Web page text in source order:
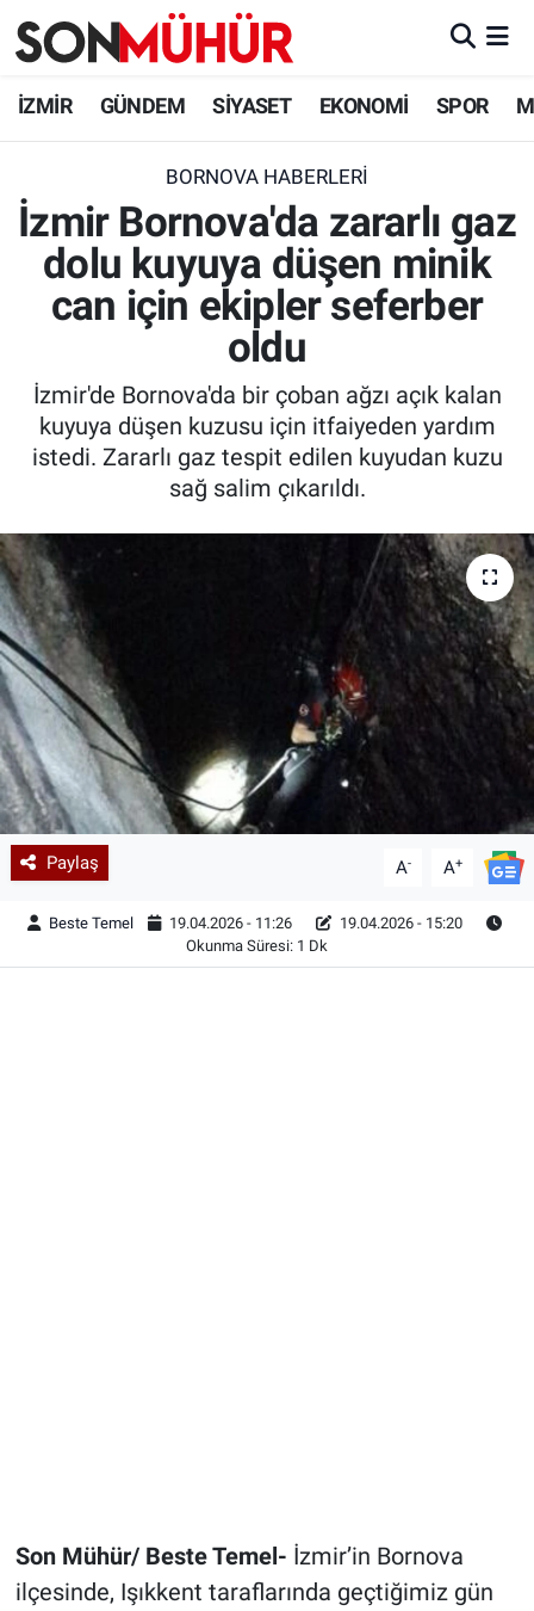
İZMİR GÜNDEM SİYASET EKONOMİ SPOR
BORNOVA HABERLERI
İzmir Bornova'da zararlı gaz
dolu kuyuya düşen minik
can için ekipler seferber
oldu
İzmir'de Bornova'da bir çoban ağzı açık kalan
kuyuya düşen kuzusu için itfaiyeden yardım
istedi. Zararlı gaz tespit edilen kuyudan kuzu
sağ salim çıkarıldı.
Paylaş A- A+
Beste Temel 19.04.2026 - 11:26
19.04.2026 - 15:20
Okunma Süresi: 1 Dk
Son Mühür/ Beste Temel- İzmir’in Bornova
ilçesinde, Işıkkent taraflarında geçtiğimiz gün
İzmir Nöbetçi Eczaneler
İzmir Namaz Vakitleri
İzmir Trafik Yoğunluk Haritası
Süper Lig Puan Durumu ve Fikstür
Tüm Manşetler
Son Dakika Haberleri